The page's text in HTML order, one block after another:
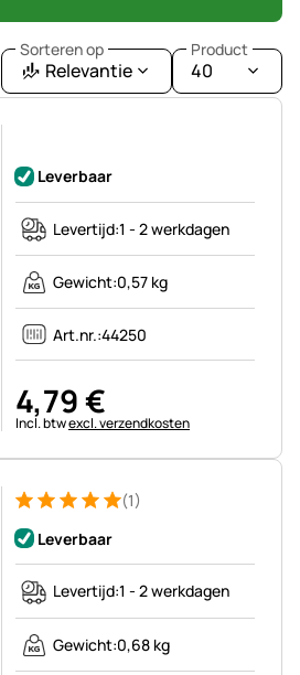
Sorteren op
Relevantie
Product
40
Leverbaar
Levertijd:1 - 2 werkdagen
Gewicht:0,57 kg
Art.nr.:44250
4,79€
Belastinginformatie:
Incl. btwexcl. verzendkosten
Beoordeling: 5 van 5 (1 beoordelingen)
1 Bewertung
(1)
Leverbaar
Levertijd:1 - 2 werkdagen
Gewicht:0,68 kg